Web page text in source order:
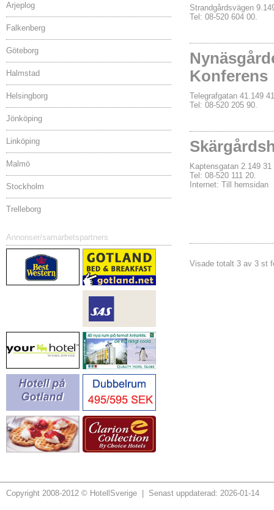
Arjeplog
Falkenberg
Göteborg
Halmstad
Helsingborg
Jönköping
Linköping
Malmö
Stockholm
Trelleborg
Annonser/samarbetspartners
Strandgårdsvägen
Tel: 08-520 604 00.
Konferens
Telegrafgatan 41.149
Tel: 08-520 205 90.
Kaptensgatan 2.149
Tel: 08-520 111 20.
Internet: Till hemsidan
Visade totalt 3 av 3 st
Copyright 2008-2012 © HotellSverige | Senast uppdaterad: 2026-01-14